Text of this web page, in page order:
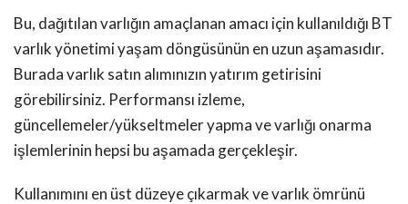
Bu, dağıtılan varlığın amaçlanan amacı için kullanıldığı BT
varlık yönetimi yaşam döngüsünün en uzun aşamasıdır.
Burada varlık satın alımınızın yatırım getirisini
görebilirsiniz. Performansı izleme,
güncellemeler/yükseltmeler yapma ve varlığı onarma
işlemlerinin hepsi bu aşamada gerçekleşir.
Kullanımını en üst düzeye çıkarmak ve varlık ömrünü